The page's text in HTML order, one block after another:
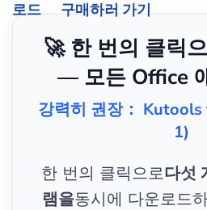
로드
구매하러 가기
🚀 한 번의 클릭
— 모든 Office
강력히 권장：
1)
한 번의 클릭으로다섯
램을동시에 다운로드